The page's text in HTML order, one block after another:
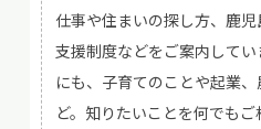
仕事や住まいの探し方、鹿
支援制度などをご案内してい
にも、子育てのことや起業
ど。知りたいことを何でも